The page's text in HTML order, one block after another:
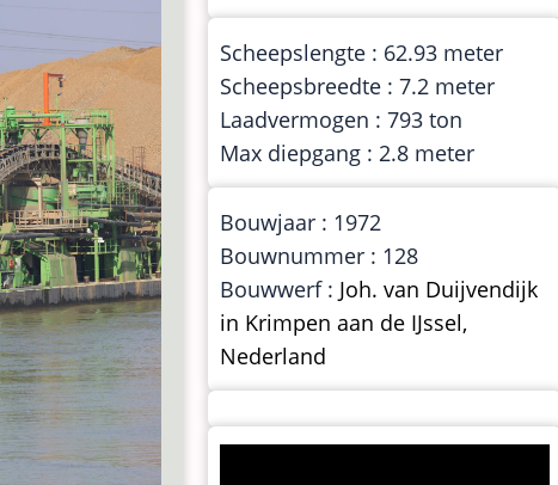
Scheepslengte : 62.93 meter
Scheepsbreedte : 7.2 meter
Laadvermogen : 793 ton
Max diepgang : 2.8 meter
Bouwjaar : 1972
Bouwnummer : 128
Bouwwerf : Joh. van Duijvendijk
in Krimpen aan de IJssel,
Nederland